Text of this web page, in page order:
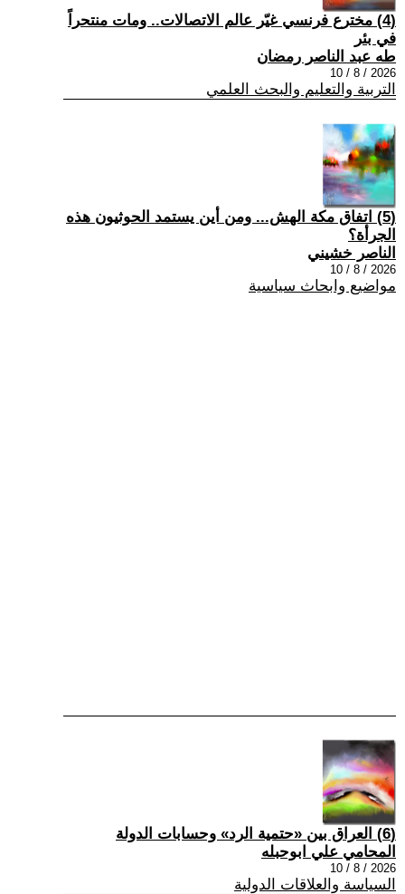
(4) مخترع فرنسي غيّر عالم الاتصالات.. ومات منتحراً
في بئر
طه عبد الناصر رمضان
2026 / 8 / 10
التربية والتعليم والبحث العلمي
(5) اتفاق مكة الهش... ومن أين يستمد الحوثيون هذه
الجرأة؟
الناصر خشيني
2026 / 8 / 10
مواضيع وابحاث سياسية
(6) العراق بين «حتمية الرد» وحسابات الدولة
المحامي علي ابوحبله
2026 / 8 / 10
السياسة والعلاقات الدولية